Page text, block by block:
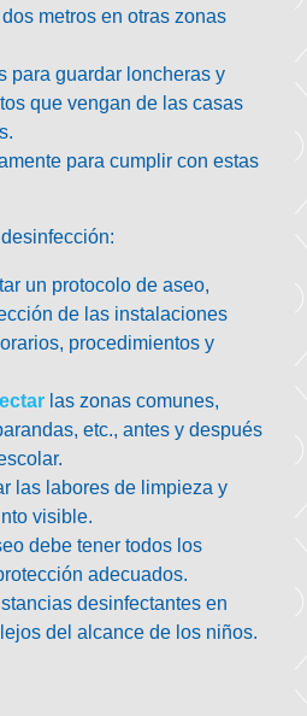
metros en otras zonas
para guardar loncheras y
que vengan de las casas
para cumplir con estas
un protocolo de aseo,
de las instalaciones
procedimientos y
las zonas comunes,
etc., antes y después
las labores de limpieza y
visible.
debe tener todos los
adecuados.
desinfectantes en
del alcance de los niños.